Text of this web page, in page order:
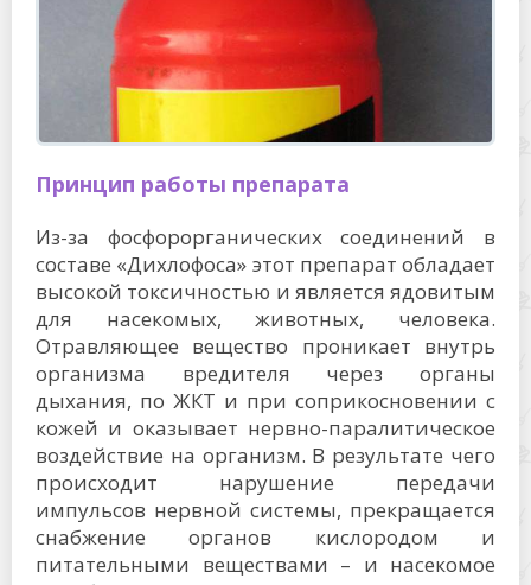
Принцип работы препарата
Из-за фосфорорганических соединений в
составе «Дихлофоса» этот препарат обладает
высокой токсичностью и является ядовитым
для насекомых, животных, человека.
Отравляющее вещество проникает внутрь
организма вредителя через органы
дыхания, по ЖКТ и при соприкосновении с
кожей и оказывает нервно-паралитическое
воздействие на организм. В результате чего
происходит нарушение передачи
импульсов нервной системы, прекращается
снабжение органов кислородом и
питательными веществами – и насекомое